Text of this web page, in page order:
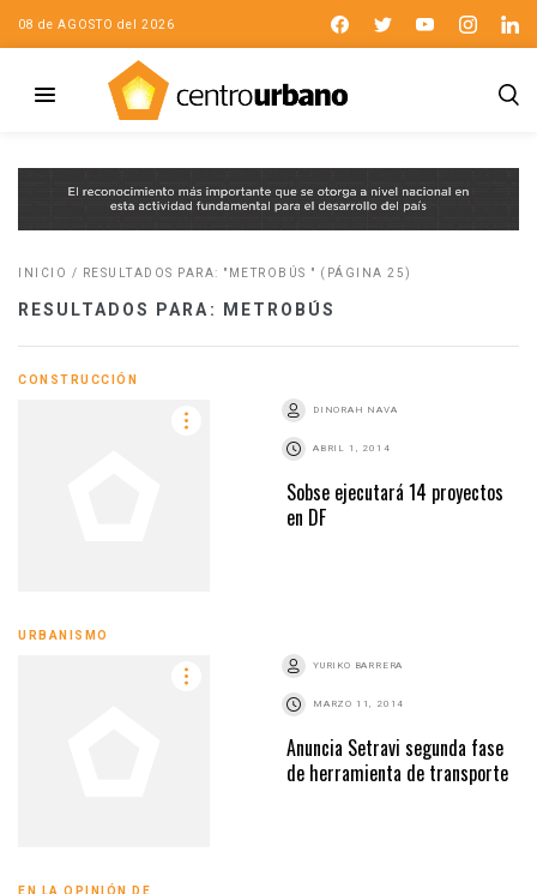
08 de AGOSTO del 2026
INICIO / RESULTADOS PARA: "METROBÚS " (PÁGINA 25)
RESULTADOS PARA: METROBÚS
CONSTRUCCIÓN
DINORAH NAVA
ABRIL 1, 2014
Sobse ejecutará 14 proyectos
en DF
URBANISMO
YURIKO BARRERA
MARZO 11, 2014
Anuncia Setravi segunda fase
de herramienta de transporte
EN LA OPINIÓN DE